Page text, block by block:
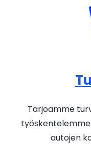
Tarjoamme
työskentelemme
autojen